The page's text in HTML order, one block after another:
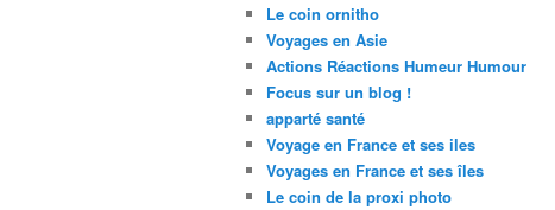
Le coin ornitho
Voyages en Asie
Actions Réactions Humeur Humour
Focus sur un blog !
apparté santé
Voyage en France et ses iles
Voyages en France et ses îles
Le coin de la proxi photo